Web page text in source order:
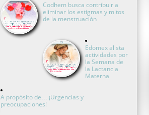
Codhem busca contribuir a
eliminar los estigmas y mitos
de la menstruación
Edomex alista
actividades por
la Semana de
la Lactancia
Materna
A propósito de… ¡Urgencias y
preocupaciones!